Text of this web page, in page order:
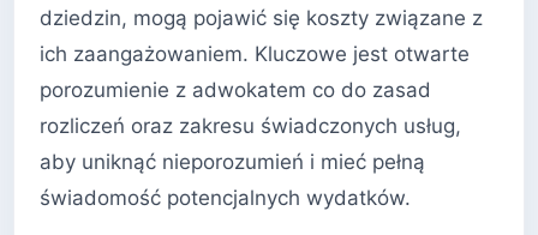
dziedzin, mogą pojawić się koszty związane z
ich zaangażowaniem. Kluczowe jest otwarte
porozumienie z adwokatem co do zasad
rozliczeń oraz zakresu świadczonych usług,
aby uniknąć nieporozumień i mieć pełną
świadomość potencjalnych wydatków.